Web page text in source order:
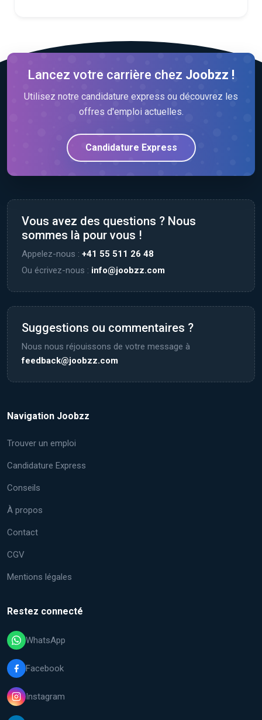
Lancez votre carrière chez Joobzz !
Utilisez notre candidature express ou découvrez les
offres d'emploi actuelles.
Candidature Express
Vous avez des questions ? Nous
sommes là pour vous !
Appelez-nous : +41 55 511 26 48
Ou écrivez-nous : info@joobzz.com
Suggestions ou commentaires ?
Nous nous réjouissons de votre message à
feedback@joobzz.com
Navigation Joobzz
Trouver un emploi
Candidature Express
Conseils
À propos
Contact
CGV
Mentions légales
Restez connecté
WhatsApp
Facebook
Instagram